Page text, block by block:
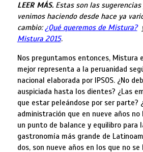
LEER MÁS.Estas son las
venimos haciendo desde hace ya
cambio:¿Qué queremos de Mistura?
Mistura 2015.
Nos preguntamos entonces, Mistura
mejor representa a la peruanidad
nacional elaborada por IPSOS. ¿No
auspiciada hasta los dientes? ¿Las
que estar peleándose por ser parte?
administración que en nueve años
un punto de balance y equilibro para
gastronomía más grande de
dos, son nueve años en los que no